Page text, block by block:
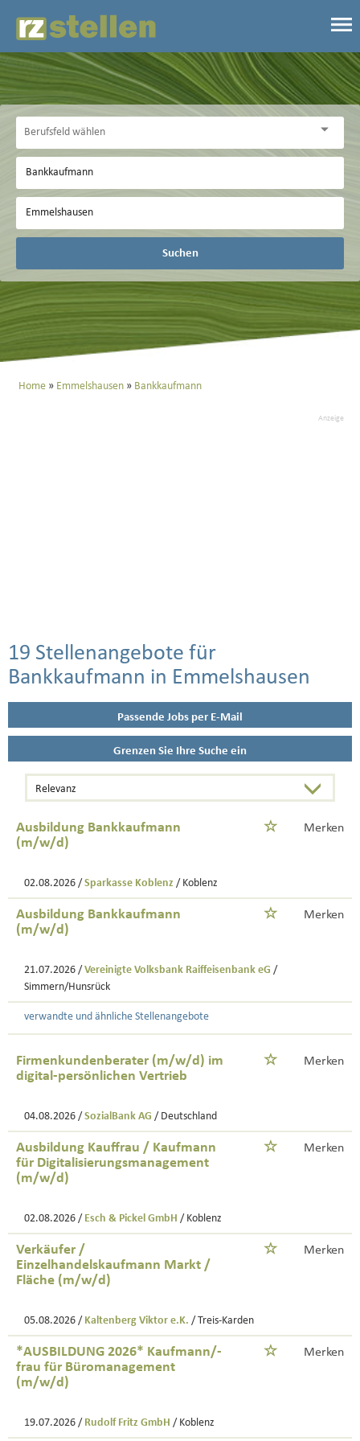
Suchen
Home Emmelshausen Bankkaufmann
Anzeige
19 Stellenangebote für
Bankkaufmann in Emmelshausen
Passende Jobs per E-Mail
Grenzen Sie Ihre Suche ein
Ausbildung Bankkaufmann
(m/w/d)
Merken
02.08.2026 / Sparkasse Koblenz / Koblenz
Ausbildung Bankkaufmann
(m/w/d)
Merken
21.07.2026 / Vereinigte Volksbank Raiffeisenbank eG /
Simmern/Hunsrück
verwandte und ähnliche Stellenangebote
Firmenkundenberater (m/w/d) im
digital-persönlichen Vertrieb
Merken
04.08.2026 / SozialBank AG / Deutschland
Ausbildung Kauffrau / Kaufmann
für Digitalisierungsmanagement
(m/w/d)
Merken
02.08.2026 / Esch & Pickel GmbH / Koblenz
Verkäufer /
Einzelhandelskaufmann Markt /
Fläche (m/w/d)
Merken
05.08.2026 / Kaltenberg Viktor e.K. / Treis-Karden
*AUSBILDUNG 2026* Kaufmann/-
frau für Büromanagement
(m/w/d)
Merken
19.07.2026 / Rudolf Fritz GmbH / Koblenz